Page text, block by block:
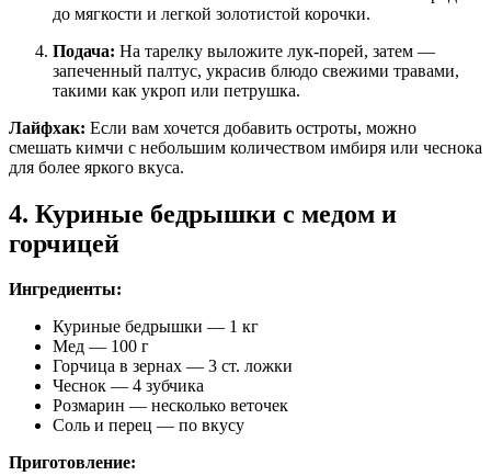
до мягкости и легкой золотистой корочки.
Подача: На тарелку выложите лук-порей, затем —
запеченный палтус, украсив блюдо свежими травами,
такими как укроп или петрушка.
Лайфхак: Если вам хочется добавить остроты, можно
смешать кимчи с небольшим количеством имбиря или чеснока
для более яркого вкуса.
4. Куриные бедрышки с медом и
горчицей
Ингредиенты:
Куриные бедрышки — 1 кг
Мед — 100 г
Горчица в зернах — 3 ст. ложки
Чеснок — 4 зубчика
Розмарин — несколько веточек
Соль и перец — по вкусу
Приготовление: